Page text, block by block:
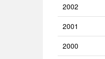
2002
2001
2000